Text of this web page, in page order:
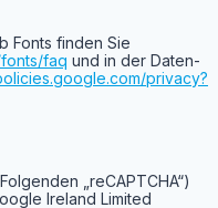
Fonts fin­den Sie
faq und in der Daten­
privacy?
„reCAPTCHA“)
Ire­land Limi­t­ed